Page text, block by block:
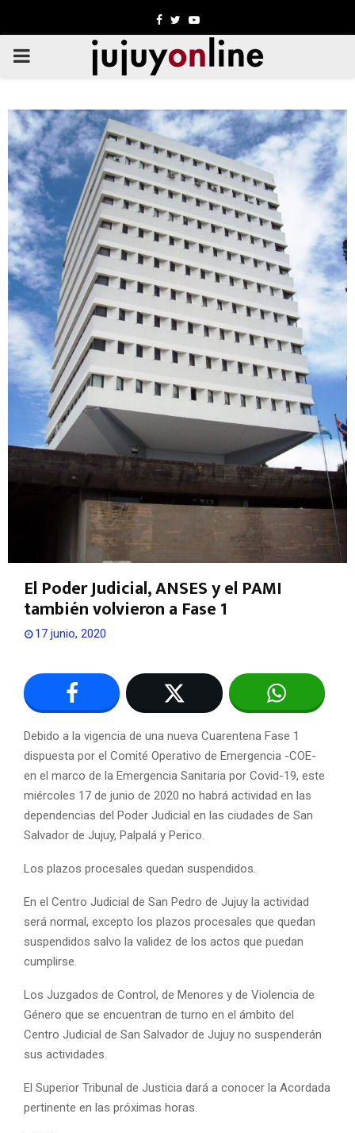
Facebook
TwitterYoutube
PRIMARY
El Poder Judicial, ANSES y el PAMI
también volvieron a Fase 1
17 junio, 2020
Debido a la vigencia de una nueva Cuarentena Fase 1
dispuesta por el Comité Operativo de Emergencia -COE-
en el marco de la Emergencia Sanitaria por Covid-19, este
miércoles 17 de junio de 2020 no habrá actividad en las
dependencias del Poder Judicial en las ciudades de San
Salvador de Jujuy, Palpalá y Perico.
Los plazos procesales quedan suspendidos.
En el Centro Judicial de San Pedro de Jujuy la actividad
será normal, excepto los plazos procesales que quedan
suspendidos salvo la validez de los actos que puedan
cumplirse.
Los Juzgados de Control, de Menores y de Violencia de
Género que se encuentran de turno en el ámbito del
Centro Judicial de San Salvador de Jujuy no suspenderán
sus actividades.
El Superior Tribunal de Justicia dará a conocer la Acordada
pertinente en las próximas horas.